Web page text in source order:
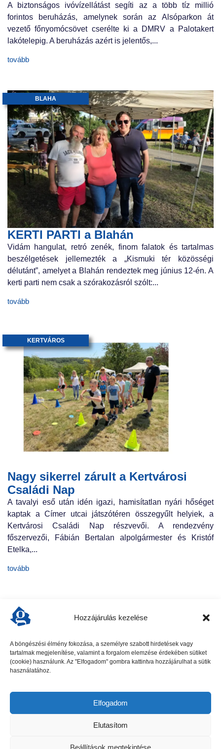
Hozzájárulás kezelése
A böngészési élmény fokozása, a személyre szabott hirdetések vagy
tartalmak megjelenítése, valamint a forgalom elemzése érdekében sütiket
(cookie) használunk. Az "Elfogadom" gombra kattintva hozzájárulhat a sütik
használatához.
Elfogadom
Elutasítom
Beállítások megtekintése
A biztonságos ivóvízellátást segíti az a több tíz millió
forintos beruházás, amelynek során az Alsóparkon át
vezető főnyomócsövet cserélte ki a DMRV a Palotakert
lakótelepig. A beruházás azért is jelentős,...
tovább
KERTI PARTI a Blahán
BLAHA
Vidám hangulat, retró zenék, finom falatok és tartalmas
beszélgetések jellemezték a „Kismuki tér közösségi
délutánt”, amelyet a Blahán rendeztek meg június 12-én. A
kerti parti nem csak a szórakozásról szólt:...
tovább
Nagy sikerrel zárult a Kertvárosi
Családi Nap
KERTVÁROS
A tavalyi eső után idén igazi, hamisítatlan nyári hőséget
kaptak a Címer utcai játszótéren összegyűlt helyiek, a
Kertvárosi Családi Nap részvevői. A rendezvény
főszervezői, Fábián Bertalan alpolgármester és Kristóf
Etelka,...
tovább
előző cikk következő cikk